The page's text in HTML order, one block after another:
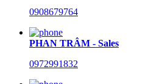
0908679764
PHAN TRÂM - Sales
0972991832